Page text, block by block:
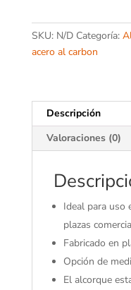
SKU: N/D Categoría:
acero al carbon
Descripción
Valoraciones (0)
Ideal para uso
plazas
Fabricado en
Opción de
El alcorque